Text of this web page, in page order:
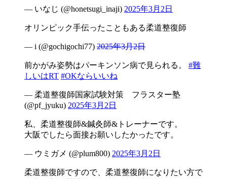
— いなじ (@honetsugi_inaji) 2025年3月2日
オリンピック手伝ったこともある柔道整復師
— i (@gochigochi77) 2025年3月2日
前かがみ姿勢はパーキンソン病で見られる。 #難
しいはRT #OKならいいね
— 柔道整復師国家試験対策 フラスター塾
(@pf_jyuku) 2025年3月2日
私、柔道整復師&鍼灸師&トレーナーです。
大阪でしたら面接お願いしたかったです。
— ウミガメ (@plum800) 2025年3月2日
柔道整復師ですので、柔道整復師になりたい方で